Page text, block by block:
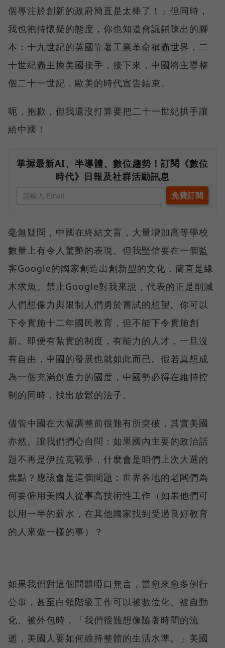
個專注於創新的政府簡直是太棒了！」但同時，
我也抱持懷疑的態度，你也知道會議鋪陳出的腳
本：十九世紀的英國靠著工業革命稱霸世界，二
十世紀霸主換美國接手，接下來，中國將主導整
個二十一世紀，歐美的時代宣告結束。
呃，抱歉，但我還沒打算要把二十一世紀拱手讓
給中國！
掌握最新AI、半導體、數位趨勢！訂閱《數位
時代》日報及社群活動訊息
毫無疑問，中國在終結文盲，大量增加高等學校
數量上有令人驚艷的表現。但我堅信要在一個監
審Google的國家創造出創新型的文化，簡直是緣
木求魚。禁止Google對我來說，代表的正是削減
人們想像力與限制人們勇於嘗試的想望。你可以
下令實施十二年國民教育，但不能下令實施創
新。即便有紮實的制度，有能力的人才，一旦沒
有自由，中國的發展也就如此而已。假若真想成
為一個充滿創造力的國度，中國勢必得在維持控
制的同時，找出放鬆的法子。
儘管中國在大幅調整前很難有所突破，其實美國
亦然。讓我們捫心自問：如果國內主要的政治話
題不再是伊拉克戰爭，什麼會是咱們上次大選的
焦點？應該會是這個問題︰世界各地的老闆們為
何要僱用美國人從事高技術性工作（如果他們可
以用一半的薪水，在其他國家找到受過良好教育
的人來做一樣的事）？
如果我們對這個問題啞口無言，當愈來愈多例行
公事，甚至白領階級工作可以被數位化、被自動
化、被外包時，「我們很難想像隨著時間的流
逝，美國人要如何維持整體的生活水準。」美國